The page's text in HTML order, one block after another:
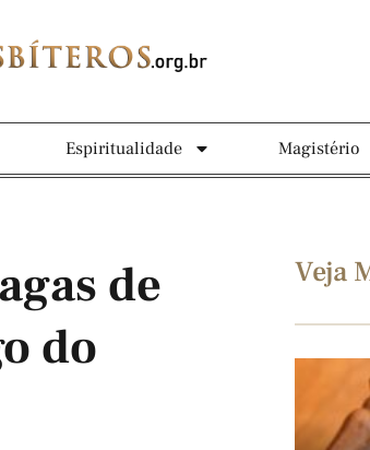
Espiritualidade Magistério
de
do
Veja